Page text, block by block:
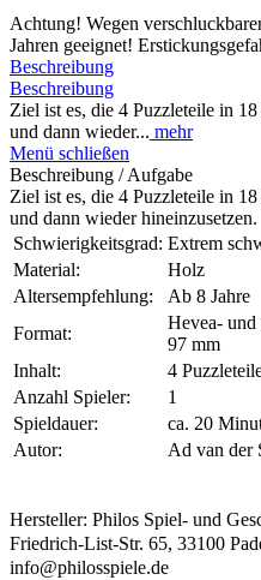
Achtung! Wegen
Jahren geeignet!
Beschreibung
Beschreibung
Ziel ist es, die 4 Puzzleteile in
und dann wieder... mehr
Menü schließen
Beschreibung / Aufgabe
Ziel ist es, die 4 Puzzleteile in
und dann wieder hineinzusetzen.
Schwierigkeitsgrad: Extrem
Material:
Holz
Altersempfehlung:
Ab 8 Jahre
Format:
Hevea-
97 mm
Inhalt:
4
Anzahl Spieler:
1
Spieldauer:
ca. 20
Autor:
Ad van der
Hersteller: Philos Spiel- und
Friedrich-List-Str. 65, 33100
info@philosspiele.de